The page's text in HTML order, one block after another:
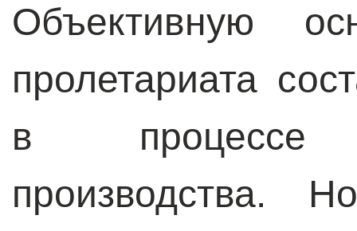
Объективную
пролетариата
в процессе
производства.